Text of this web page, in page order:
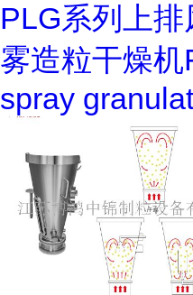
PLG系列上
雾造粒干燥
spray